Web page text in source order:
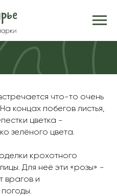
что-то очень
концах побегов листья,
цветка -
зелёного цвета.
крохотного
Для неё эти «розы» -
врагов и